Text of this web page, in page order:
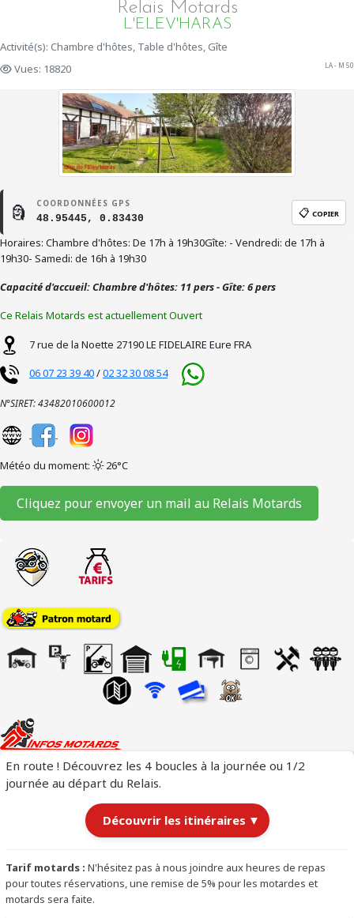
Relais Motards
L'ELEV'HARAS
Activité(s): Chambre d'hôtes, Table d'hôtes, Gîte
Vues: 18820
LA - M 50
🗿 COORDONNÉES GPS
48.95445, 0.83430 📋 COPIER
Horaires: Chambre d'hôtes: De 17h à 19h30Gîte: - Vendredi: de 17h à
19h30- Samedi: de 16h à 19h30
Capacité d'accueil: Chambre d'hôtes: 11 pers - Gîte: 6 pers
Ce Relais Motards est actuellement Ouvert
7 rue de la Noette 27190LE FIDELAIRE Eure FRA
06 07 23 39 40/02 32 30 08 54
N°SIRET: 43482010600012
Météo du moment: 26°C
Cliquez pour envoyer un mail au Relais Motards
En route ! Découvrez les 4 boucles à la journée ou 1/2
journée au départ du Relais.
Découvrir les itinéraires ▼
Tarif motards : N'hésitez pas à nous joindre aux heures de repas
pour toutes réservations, une remise de 5% pour les motardes et
motards sera faite.